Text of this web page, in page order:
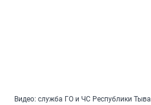
Видео: служба ГО и ЧС Республики Тыва